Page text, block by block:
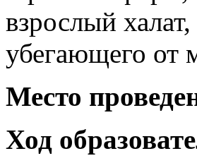
взрослый
убегающего от
Место
Ход